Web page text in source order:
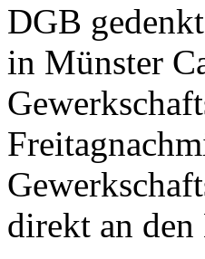
DGB
in Münster
direkt an